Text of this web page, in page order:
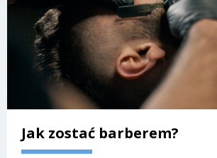
Jak zostać barberem?